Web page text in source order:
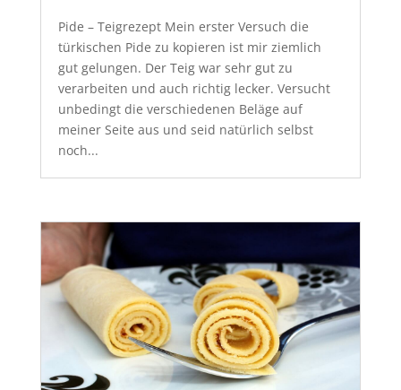
Pide – Teigrezept Mein erster Versuch die
türkischen Pide zu kopieren ist mir ziemlich
gut gelungen. Der Teig war sehr gut zu
verarbeiten und auch richtig lecker. Versucht
unbedingt die verschiedenen Beläge auf
meiner Seite aus und seid natürlich selbst
noch...